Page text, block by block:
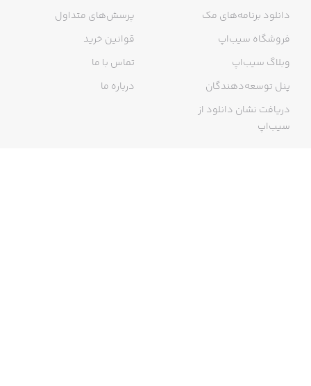
دانلود برنامه‌های مک
فروشگاه سیب‌اپ
وبلاگ سیب‌اپ
پنل توسعه‌دهندگان
دریافت نشان دانلود از
سیب‌اپ
پرسش‌های متداول
قوانین خرید
تماس با ما
درباره ما